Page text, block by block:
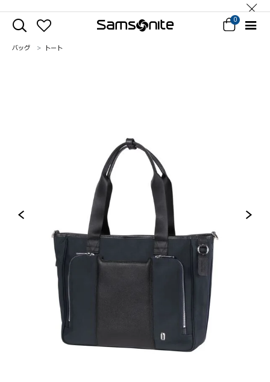
0
バッグ トート